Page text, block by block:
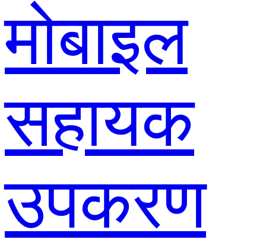
मोबाइल
सहायक
उपकरण